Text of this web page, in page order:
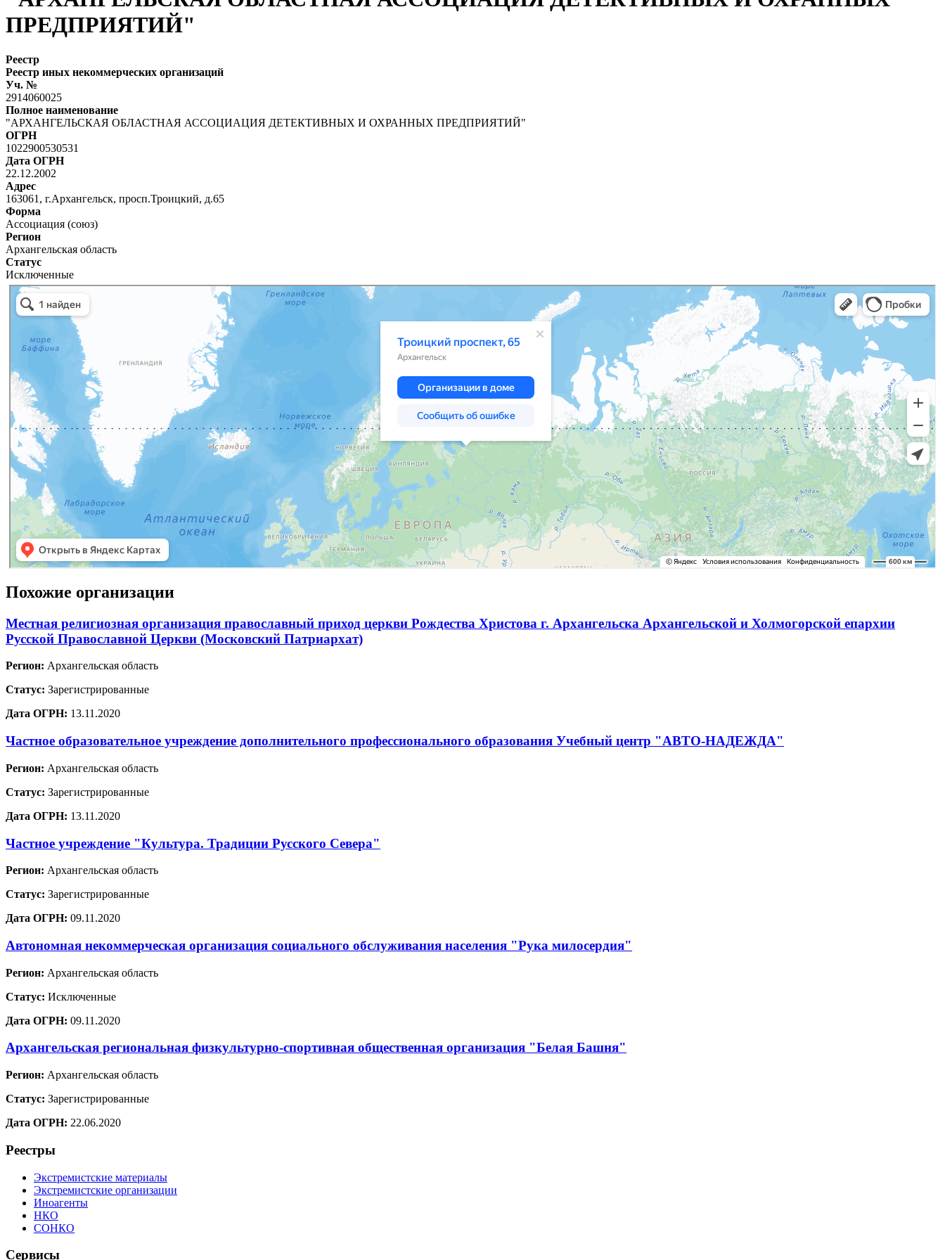
ПРЕДПРИЯТИЙ"
Реестр
Реестр иных некоммерческих организаций
Уч. №
2914060025
Полное наименование
"АРХАНГЕЛЬСКАЯ ОБЛАСТНАЯ АССОЦИАЦИЯ ДЕТЕКТИВНЫХ И ОХРАННЫХ ПРЕДПРИЯТИЙ"
ОГРН
1022900530531
Дата ОГРН
22.12.2002
Адрес
163061, г.Архангельск, просп.Троицкий, д.65
Форма
Ассоциация (союз)
Регион
Архангельская область
Статус
Исключенные
Похожие организации
Местная религиозная организация православный приход церкви Рождества Христова г. Архангельска Архангельской и Холмогорской епархии
Русской Православной Церкви (Московский Патриархат)
Регион: Архангельская область
Статус: Зарегистрированные
Дата ОГРН: 13.11.2020
Частное образовательное учреждение дополнительного профессионального образования Учебный центр "АВТО-НАДЕЖДА"
Регион: Архангельская область
Статус: Зарегистрированные
Дата ОГРН: 13.11.2020
Частное учреждение "Культура. Традиции Русского Севера"
Регион: Архангельская область
Статус: Зарегистрированные
Дата ОГРН: 09.11.2020
Автономная некоммерческая организация социального обслуживания населения "Рука милосердия"
Регион: Архангельская область
Статус: Исключенные
Дата ОГРН: 09.11.2020
Архангельская региональная физкультурно-спортивная общественная организация "Белая Башня"
Регион: Архангельская область
Статус: Зарегистрированные
Дата ОГРН: 22.06.2020
Реестры
Экстремистские материалы
Экстремистские организации
Иноагенты
НКО
СОНКО
Сервисы